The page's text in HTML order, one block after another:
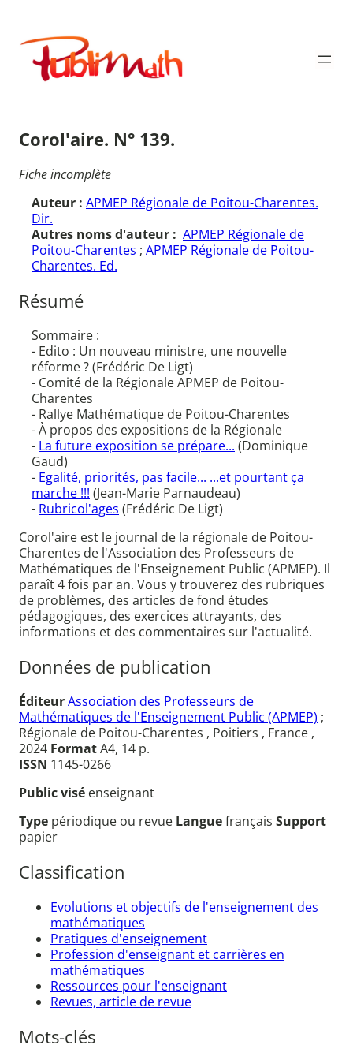
contenu
Publimath
Corol'aire. N° 139.
Fiche incomplète
Auteur : APMEP Régionale de Poitou-Charentes.
Dir.
Autres noms d'auteur : APMEP Régionale de
Poitou-Charentes ; APMEP Régionale de Poitou-
Charentes. Ed.
Résumé
Sommaire :
- Edito : Un nouveau ministre, une nouvelle
réforme ? (Frédéric De Ligt)
- Comité de la Régionale APMEP de Poitou-
Charentes
- Rallye Mathématique de Poitou-Charentes
- À propos des expositions de la Régionale
- La future exposition se prépare... (Dominique
Gaud)
- Egalité, priorités, pas facile... ...et pourtant ça
marche !!! (Jean-Marie Parnaudeau)
- Rubricol'ages (Frédéric De Ligt)
Corol'aire est le journal de la régionale de Poitou-
Charentes de l'Association des Professeurs de
Mathématiques de l'Enseignement Public (APMEP). Il
paraît 4 fois par an. Vous y trouverez des rubriques
de problèmes, des articles de fond études
pédagogiques, des exercices attrayants, des
informations et des commentaires sur l'actualité.
Données de publication
ÉditeurAssociation des Professeurs de
Mathématiques de l'Enseignement Public (APMEP) ;
Régionale de Poitou-Charentes , Poitiers , France ,
2024 FormatA4, 14 p.
ISSN 1145-0266
Public visé enseignant
Type périodique ou revue Languefrançais Support
papier
Classification
Evolutions et objectifs de l'enseignement des
mathématiques
Pratiques d'enseignement
Profession d'enseignant et carrières en
mathématiques
Ressources pour l'enseignant
Revues, article de revue
Mots-clés